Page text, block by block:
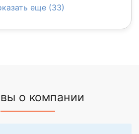
еще (33)
о компании